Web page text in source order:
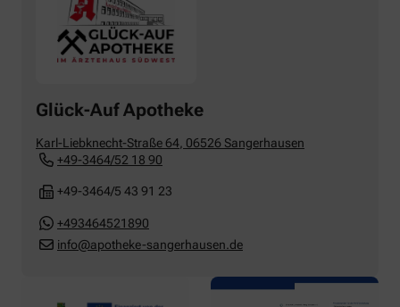
Glück-Auf Apotheke
Karl-Liebknecht-Straße 64 06526 Sangerhausen
+49-3464/52 18 90
+49-3464/5 43 91 23
+493464521890
info@apotheke-sangerhausen.de